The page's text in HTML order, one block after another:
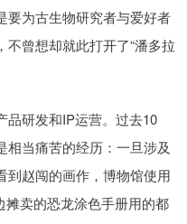
要为古生物研究者与爱好者
曾想却就此打开了“潘多拉
品研发和IP运营。过去10
当痛苦的经历：一旦涉及
到赵闯的画作，博物馆使用
卖的恐龙涂色手册用的都